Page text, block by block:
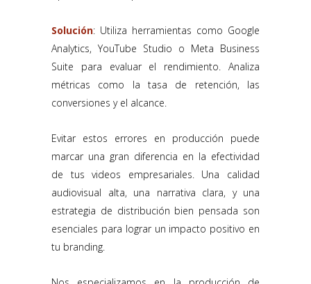
Solución: Utiliza herramientas como Google
Analytics, YouTube Studio o Meta Business
Suite para evaluar el rendimiento. Analiza
métricas como la tasa de retención, las
conversiones y el alcance.
Evitar estos errores en producción puede
marcar una gran diferencia en la efectividad
de tus videos empresariales. Una calidad
audiovisual alta, una narrativa clara, y una
estrategia de distribución bien pensada son
esenciales para lograr un impacto positivo en
tu branding.